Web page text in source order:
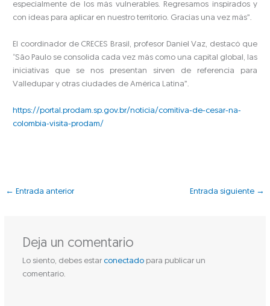
especialmente de los más vulnerables. Regresamos inspirados y
con ideas para aplicar en nuestro territorio. Gracias una vez más”.
El coordinador de CRECES Brasil, profesor Daniel Vaz, destacó que
“São Paulo se consolida cada vez más como una capital global, las
iniciativas que se nos presentan sirven de referencia para
Valledupar y otras ciudades de América Latina”.
https://portal.prodam.sp.gov.br/noticia/comitiva-de-cesar-na-
colombia-visita-prodam/
← Entrada anterior Entrada siguiente →
Deja un comentario
Lo siento, debes estar conectadopara publicar un
comentario.